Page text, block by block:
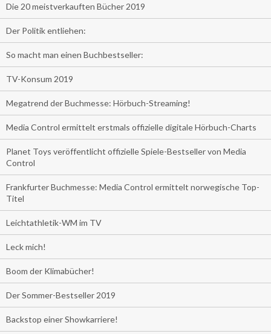
Die 20 meistverkauften Bücher 2019
Der Politik entliehen:
So macht man einen Buchbestseller:
TV-Konsum 2019
Megatrend der Buchmesse: Hörbuch-Streaming!
Media Control ermittelt erstmals offizielle digitale Hörbuch-Charts
Planet Toys veröffentlicht offizielle Spiele-Bestseller von Media
Control
Frankfurter Buchmesse: Media Control ermittelt norwegische Top-
Titel
Leichtathletik-WM im TV
Leck mich!
Boom der Klimabücher!
Der Sommer-Bestseller 2019
Backstop einer Showkarriere!